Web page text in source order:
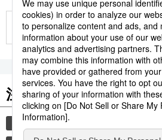
もっと見る
注目のキーワード
共同通信ニュース